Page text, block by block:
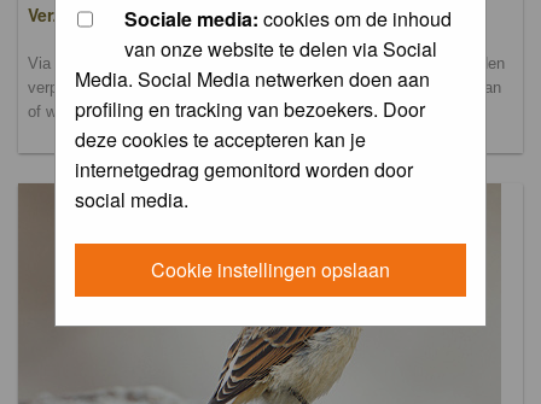
Sociale media: cookies om de inhoud
van onze website te delen via Social
Media. Social Media netwerken doen aan
profiling en tracking van bezoekers. Door
deze cookies te accepteren kan je
internetgedrag gemonitord worden door
social media.
Cookie instellingen opslaan
Verzamel- en uploadalbum
Via dit album kun je foto's uploaden. Onderscheidende foto's worden
verplaatst naar de database-albums. Andere foto's blijven hier staan
of worden verplaatst naar het verbeteralbum.